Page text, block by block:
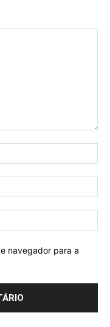
navegador para a